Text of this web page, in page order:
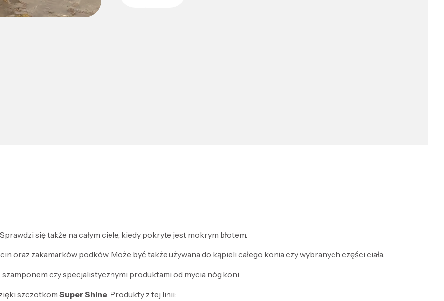
się także na całym ciele, kiedy pokryte jest mokrym błotem.
oraz zakamarków podków. Może być także używana do kąpieli całego konia czy wybranych części ciała.
szamponem czy specjalistycznymi produktami od mycia nóg koni.
szczotkom Super Shine. Produkty z tej linii: